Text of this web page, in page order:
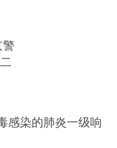
感染的肺炎一级响